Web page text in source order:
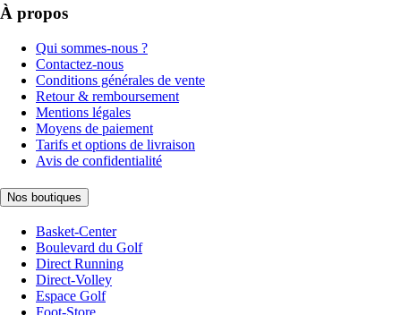
À propos
Qui sommes-nous ?
Contactez-nous
Conditions générales de vente
Retour & remboursement
Mentions légales
Moyens de paiement
Tarifs et options de livraison
Avis de confidentialité
Nos boutiques
Basket-Center
Boulevard du Golf
Direct Running
Direct-Volley
Espace Golf
Foot-Store